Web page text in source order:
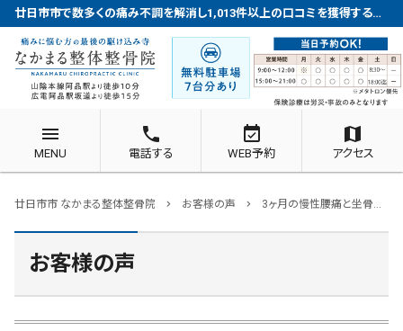
廿日市市で数多くの痛み不調を解消し1,013件以上の口コミを獲得する整体院
menu
MENU
phone
電話する
event_available
WEB予約
map
アクセス
廿日市市 なかまる整体整骨院 chevron_right お客様の声 chevron_right 3ヶ月の慢性腰痛と坐骨神経痛が2回の施術で消失
お客様の声